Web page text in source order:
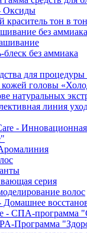
Оксиды
тон в
без аммиака
без аммиака
для
кожей головы
натуральных
линия
-
серия
волос
Домашнее
- СПА-программа
Программа